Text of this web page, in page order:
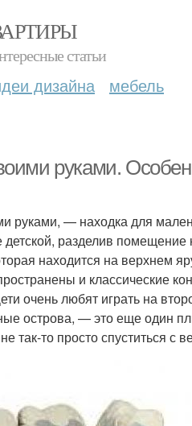
статьи
дизайна мебель
руками.
руками, — находка для
разделив
находится на верхнем
и классические
очень любят играть на
острова, — это еще один
то просто спуститься с